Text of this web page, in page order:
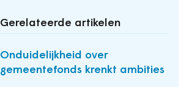
Gerelateerde artikelen
Onduidelijkheid over
gemeentefonds krenkt ambities